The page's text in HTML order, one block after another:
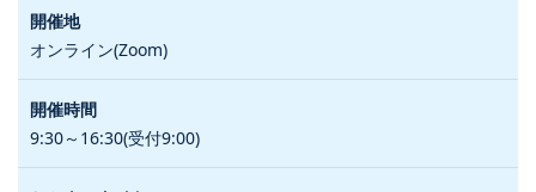
オンライン(Zoom)
9:30～16:30(受付9:00)